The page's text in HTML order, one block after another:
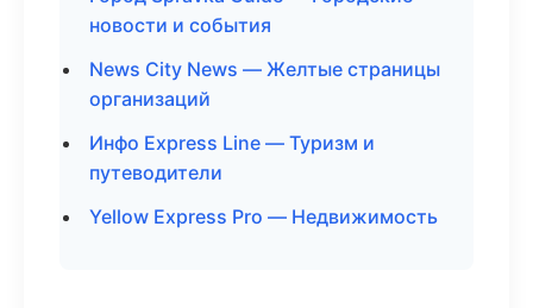
новости и события
News City News — Желтые страницы
организаций
Инфо Express Line — Туризм и
путеводители
Yellow Express Pro — Недвижимость